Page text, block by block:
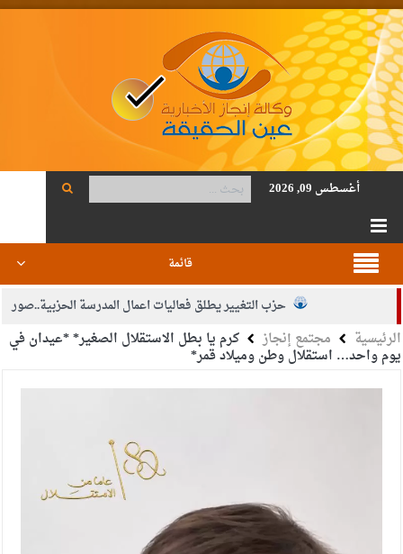
أغسطس 09, 2026
قائمة
حزب التغيير يطلق فعاليات اعمال المدرسة الحزبية..صور
الجيش يفتح باب التجنيد لحملة البكالوريوس في الحقوق والقانون
النواب يقر مشروع تعديل قانون الملكية العقارية
القاضي يلتقي رؤساء تحرير الصحف اليومية ويؤكد حرص مجلس
النواب على شراكة فاعلة مع الإعلام
الرئيسية مجتمع إنجاز كرم يا بطل الاستقلال الصغير* *عيدان في
يوم واحد… استقلال وطن وميلاد قمر*